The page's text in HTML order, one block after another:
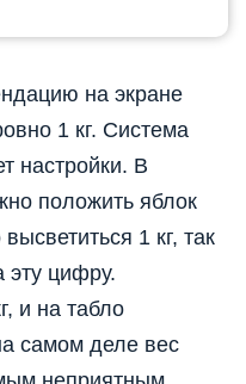
на экране
1 кг. Система
настройки. В
положить яблок
1 кг, так
эту цифру.
и на табло
самом деле вес